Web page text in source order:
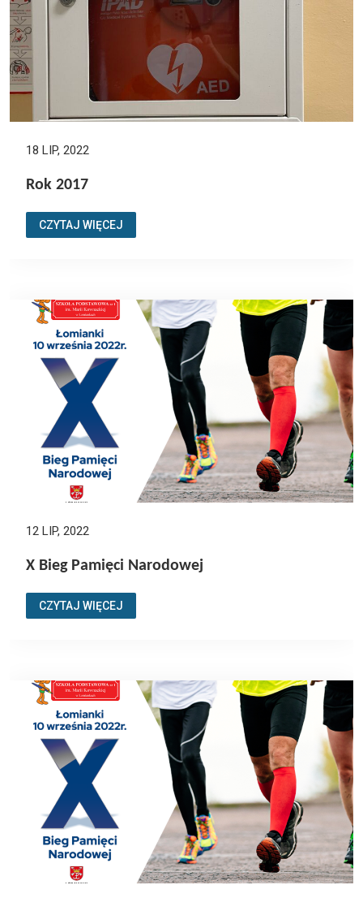
18 LIP, 2022
Rok 2017
CZYTAJ WIĘCEJ
12 LIP, 2022
X Bieg Pamięci Narodowej
CZYTAJ WIĘCEJ